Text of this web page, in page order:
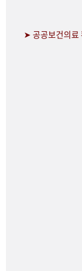
➤ 공공보건의료